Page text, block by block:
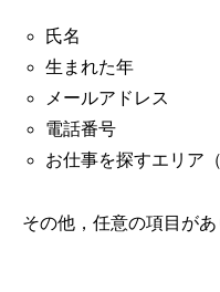
氏名
生まれた年
メールアドレス
電話番号
お仕事を探すエリア
その他，任意の項目があ